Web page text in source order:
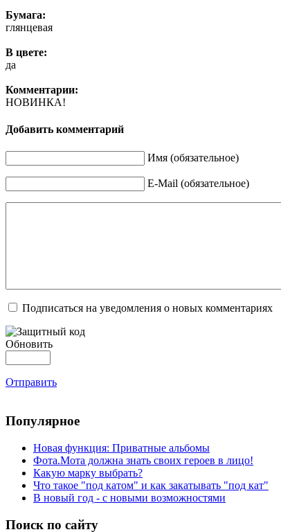
Бумага:
глянцевая
В цвете:
да
Комментарии:
НОВИНКА!
Добавить комментарий
Имя (обязательное)
E-Mail (обязательное)
Подписаться на уведомления о новых комментариях
Обновить
Отправить
Популярное
Новая функция: Приватные альбомы
Фота.Мота должна знать своих героев в лицо!
Какую марку выбрать?
Что такое "под катом" и как закатывать "под кат"
В новый год - с новыми возможностями
Поиск по сайту